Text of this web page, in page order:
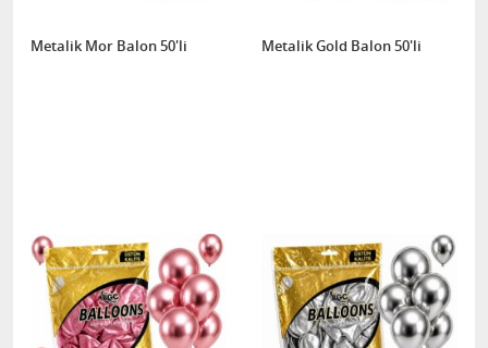
Metalik Mor Balon 50'li Metalik Gold Balon 50'li